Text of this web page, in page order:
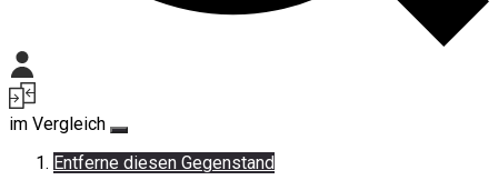
im Vergleich
Entferne diesen Gegenstand